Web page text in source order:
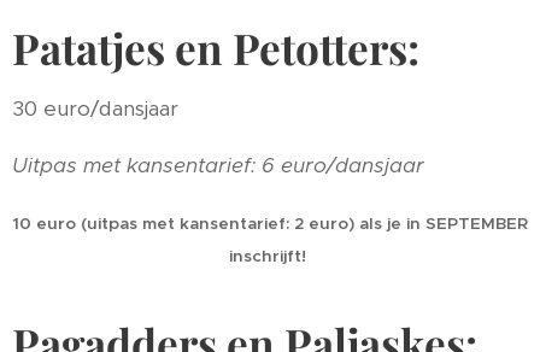
Patatjes en Petotters:
30 euro/dansjaar
Uitpas met kansentarief: 6 euro/dansjaar
10 euro (uitpas met kansentarief: 2 euro) als je in SEPTEMBER
inschrijft!